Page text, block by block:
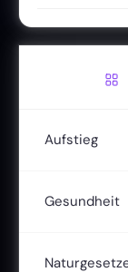
Aufstieg
Gesundheit
Entgiftung